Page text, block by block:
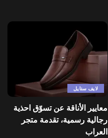
لايف ستايل
معايير الأناقة عن تسوّق احذية
رجالية رسمية، تقدمة متجر
العراب